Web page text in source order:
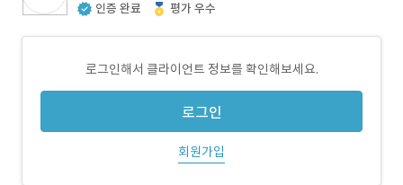
인증 완료 평가 우수
로그인해서 클라이언트 정보를 확인해보세요.
로그인
회원가입